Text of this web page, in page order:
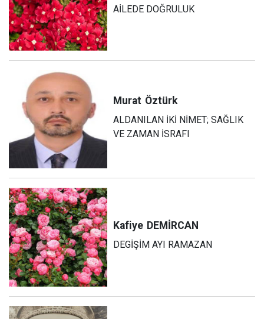
AİLEDE DOĞRULUK
Murat Öztürk
ALDANILAN İKİ NİMET; SAĞLIK
VE ZAMAN İSRAFI
Kafiye DEMİRCAN
DEGİŞİM AYI RAMAZAN